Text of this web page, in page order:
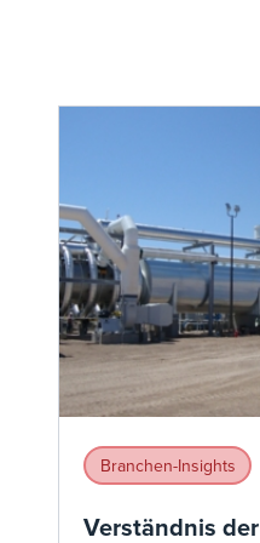
Branchen-Insights
Verständnis der